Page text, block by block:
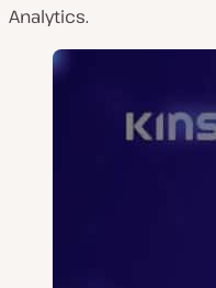
Analytics.